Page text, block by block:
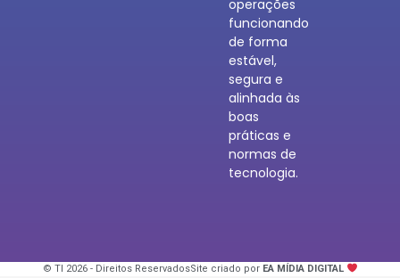
operações
funcionando
de forma
estável,
segura e
alinhada às
boas
práticas e
normas de
tecnologia.
© TI 2026 - Direitos ReservadosSite criado por EA MÍDIA DIGITAL